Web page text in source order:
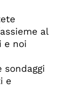
al
e noi
sondaggi
e